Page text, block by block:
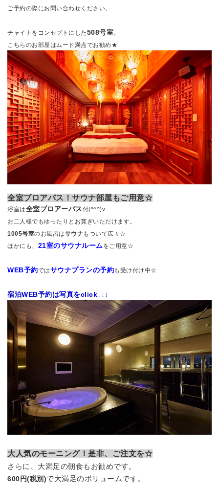
ご予約の際にお問い合わせください。
チャイナをコンセプトにした508号室。
こちらのお部屋はムード満点でお勧め★
全室ブロアバス！サウナ部屋もご用意☆
浴室は全室ブロアーバス付(*^^)v
お二人様でもゆったりとお寛ぎいただけます。
1005号室のお風呂はサウナもついて広々☆
ほかにも、 21室のサウナルームをご用意☆
WEB予約ではサウナプランの予約も受け付け中☆
宿泊WEB予約は写真をclick↓↓↓
大人気のモーニング！是非、ご注文を☆
さらに、大満足の朝食もお勧めです。
600円(税別)で大満足のボリュームです。